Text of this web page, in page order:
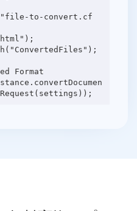
to-convert.cf
Format